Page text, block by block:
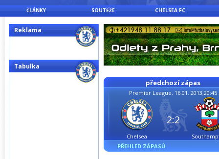
ČLÁNKY SOUTĚŽE CHELSEA FC
předchozí zápas
Premier League, 16.01. 2013,20:45
Chelsea
2:2
PŘEHLED ZÁPASŮ
Reklama
Tabulka